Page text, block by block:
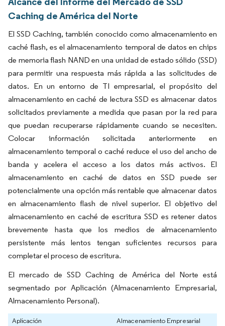
Caching de América del Norte
El SSD Caching, también conocido como almacenamiento en
caché flash, es el almacenamiento temporal de datos en chips
de memoria flash NAND en una unidad de estado sólido (SSD)
para permitir una respuesta más rápida a las solicitudes de
datos. En un entorno de TI empresarial, el propósito del
almacenamiento en caché de lectura SSD es almacenar datos
solicitados previamente a medida que pasan por la red para
que puedan recuperarse rápidamente cuando se necesiten.
Colocar información solicitada anteriormente en
almacenamiento temporal o caché reduce el uso del ancho de
banda y acelera el acceso a los datos más activos. El
almacenamiento en caché de datos en SSD puede ser
potencialmente una opción más rentable que almacenar datos
en almacenamiento flash de nivel superior. El objetivo del
almacenamiento en caché de escritura SSD es retener datos
brevemente hasta que los medios de almacenamiento
persistente más lentos tengan suficientes recursos para
completar el proceso de escritura.
El mercado de SSD Caching de América del Norte está
segmentado por Aplicación (Almacenamiento Empresarial,
Almacenamiento Personal).
Aplicación
Almacenamiento Empresarial